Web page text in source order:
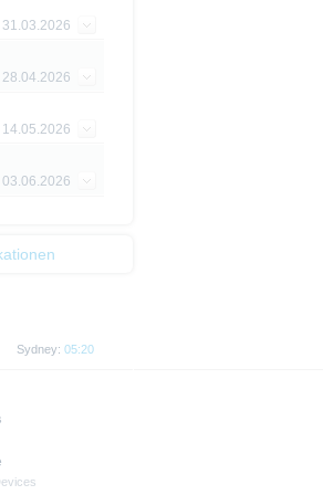
31.03.2026
28.04.2026
14.05.2026
03.06.2026
Sydney: 05:20